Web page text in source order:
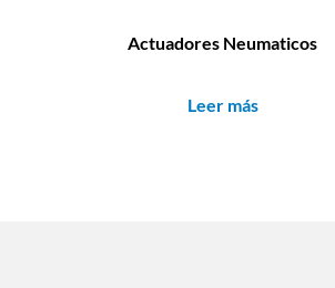
Actuadores Neumaticos
Leer más